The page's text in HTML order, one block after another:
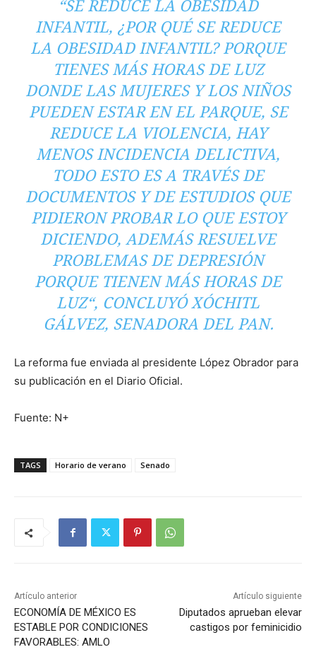
“SE REDUCE LA OBESIDAD
INFANTIL, ¿POR QUÉ SE REDUCE
LA OBESIDAD INFANTIL? PORQUE
TIENES MÁS HORAS DE LUZ
DONDE LAS MUJERES Y LOS NIÑOS
PUEDEN ESTAR EN EL PARQUE, SE
REDUCE LA VIOLENCIA, HAY
MENOS INCIDENCIA DELICTIVA,
TODO ESTO ES A TRAVÉS DE
DOCUMENTOS Y DE ESTUDIOS QUE
PIDIERON PROBAR LO QUE ESTOY
DICIENDO, ADEMÁS RESUELVE
PROBLEMAS DE DEPRESIÓN
PORQUE TIENEN MÁS HORAS DE
LUZ“, CONCLUYÓ XÓCHITL
GÁLVEZ, SENADORA DEL PAN.
La reforma fue enviada al presidente López Obrador para
su publicación en el Diario Oficial.
Fuente: N+
TAGS Horario de verano Senado
Artículo anterior
ECONOMÍA DE MÉXICO ES
ESTABLE POR CONDICIONES
FAVORABLES: AMLO
Artículo siguiente
Diputados aprueban elevar
castigos por feminicidio